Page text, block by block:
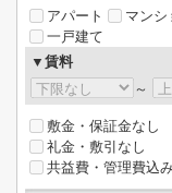
アパート
マンシ
一戸建て
▼賃料
～
敷金・保証金なし
礼金・敷引なし
共益費・管理費込